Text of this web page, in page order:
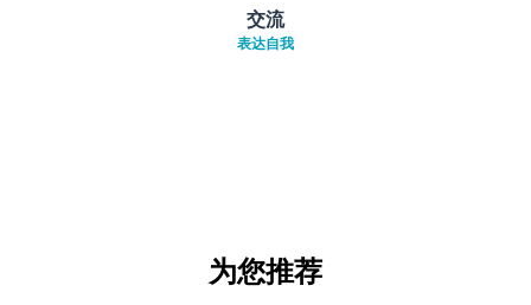
交流
表达自我
为您推荐